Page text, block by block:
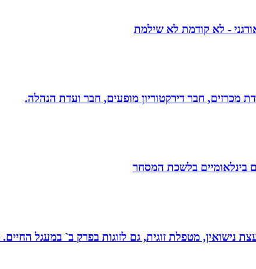
- לא קודמת לא שילמת
מכרזים, חבר דירקטוריון מופעים, חבר ועדת הנהלה.
בינלאומיים בלשכת המסחר
נישואין, מטפלת זוגית, גם לזוגות בפרק ב` במעגל